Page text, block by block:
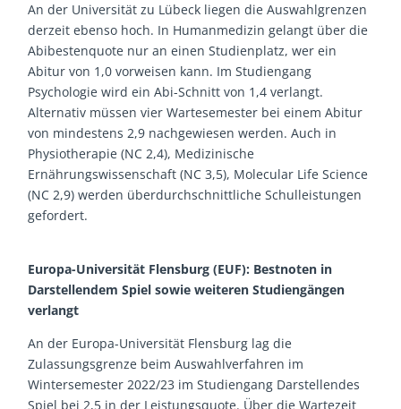
An der Universität zu Lübeck liegen die Auswahlgrenzen
derzeit ebenso hoch. In Humanmedizin gelangt über die
Abibestenquote nur an einen Studienplatz, wer ein
Abitur von 1,0 vorweisen kann. Im Studiengang
Psychologie wird ein Abi-Schnitt von 1,4 verlangt.
Alternativ müssen vier Wartesemester bei einem Abitur
von mindestens 2,9 nachgewiesen werden. Auch in
Physiotherapie (NC 2,4), Medizinische
Ernährungswissenschaft (NC 3,5), Molecular Life Science
(NC 2,9) werden überdurchschnittliche Schulleistungen
gefordert.
Europa-Universität Flensburg (EUF): Bestnoten in
Darstellendem Spiel sowie weiteren Studiengängen
verlangt
An der Europa-Universität Flensburg lag die
Zulassungsgrenze beim Auswahlverfahren im
Wintersemester 2022/23 im Studiengang Darstellendes
Spiel bei 2,5 in der Leistungsquote. Über die Wartezeit